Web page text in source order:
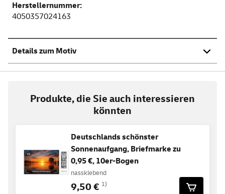
Herstellernummer:
4050357024163
Details zum Motiv
Produkte, die Sie auch interessieren
könnten
Deutschlands schönster
Sonnenaufgang, Briefmarke zu
0,95 €, 10er-Bogen
nassklebend
9,50 € 1)